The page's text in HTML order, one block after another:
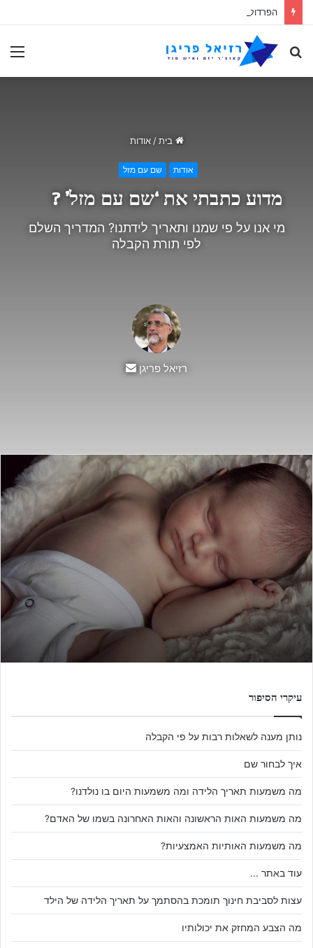
הפרדוקס האקסתרפי
לחפש
בית / אודות
אודות שם עם מזל
מדוע כתבתי את ‘שם עם מזל’ ?
מי אנו על פי שמנו ותאריך לידתנו? המדריך השלם
לפי תורת הקבלה
רזיאל פריגן
Send
עיקרי הסיפור
נותן מענה לשאלות רבות על פי הקבלה
איך לבחור שם
מה משמעות תאריך הלידה ומה משמעות היום בו נולדנו?
מה משמעות האות הראשונה והאות האחרונה בשמו של האדם?
מה משמעות האותיות האמצעיות?
עוד באתר ...
עצות לסביבת חינוך תומכת בהסתמך על תאריך הלידה של הילד
מה הצבע המחזק את יכולותיו